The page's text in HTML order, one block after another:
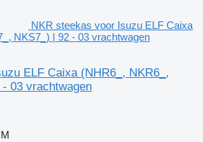
NKR steekas voor Isuzu ELF Caixa
NKS7_) | 92 - 03 vrachtwagen
ELF Caixa (NHR6_, NKR6_,
03 vrachtwagen